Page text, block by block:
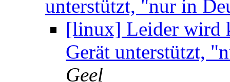
unterstützt, "nur in
[linux] Leider wird
Gerät unterstützt,
Geel